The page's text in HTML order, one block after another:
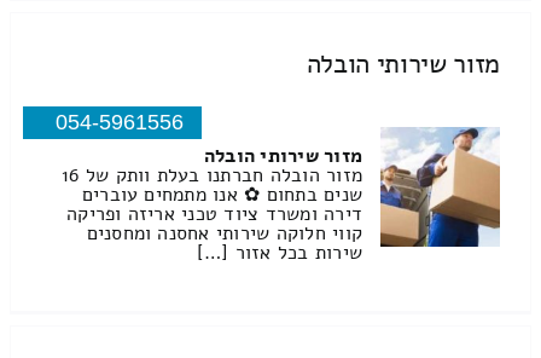
מזור שירותי הובלה
054-5961556
מזור שירותי הובלה
מזור הובלה חברתנו בעלת וותק של 16
שנים בתחום ✿ אנו מתמחים עוברים
דירה ומשרד ציוד טכני אריזה ופריקה
קווי חלוקה שירותי אחסנה ומחסנים
שירות בכל אזור […]